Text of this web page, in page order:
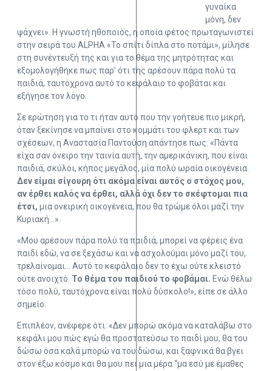
γυναίκα
μόνη, δεν
ψάχνει». Η γνωστή ηθοποιός, η οποία φέτος πρωταγωνιστεί
στην σειρά του ALPHA «Το σπίτι δίπλα στο ποτάμι», μίλησε
στη συνέντευξή της και για το θέμα της μητρότητας και
εξομολογήθηκε πως παρ’ ότι της αρέσουν πάρα πολύ τα
παιδιά, ταυτόχρονα αυτό το κεφάλαιο το φοβάται και
εξήγησε τον λόγο.
Σε ερώτηση για το τι ήταν αυτό που την γοήτευε πιο μικρή,
όταν ξεκίνησε να μπαίνει στο κομμάτι του φλερτ και των
σχέσεων, η Αναστασία Παντούση απάντησε πως: «Πάντα
είχα σαν όνειρο την ταινία αυτή, την αμερικάνικη, που είναι
παιδιά, σκύλοι, κήπος μεγάλος, μία πολύ ωραία οικογένεια.
Δεν είμαι σίγουρη ότι ακόμα είναι αυτός ο στόχος μου,
αν έρθει καλός να έρθει, αλλά όχι δεν το σκέφτομαι πια
έτσι, μια ονειρική οικογένεια, που θα τρώμε όλοι μαζί την
Κυριακή…».
«Μου αρέσουν πάρα πολύ τα παιδιά, μπορεί να φέρεις ένα
παιδί εδώ, να σε ξεχάσω και να ασχολούμαι μόνο μαζί του,
τρελαίνομαι… Αυτό το κεφάλαιο δεν το έχω ούτε κλειστό
ούτε ανοιχτό. Το θέμα του παιδιού το φοβάμαι. Ενώ θέλω
τόσο πολύ, ταυτόχρονα είναι πολύ δύσκολο!», είπε σε άλλο
σημείο.
Επιπλέον, ανέφερε ότι: «Δεν μπορώ ακόμα να καταλάβω στο
κεφάλι μου πώς εγώ θα προστατεύσω το παιδί μου, θα του
δώσω όσα καλά μπορώ να του δώσω, και ξαφνικά θα βγει
στον έξω κόσμο και θα μου πει μια μέρα “μα εσύ με έμαθες